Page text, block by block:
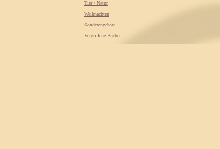
Tier / Natur
Weihnachten
Sonderangebote
Vergriffene Bücher